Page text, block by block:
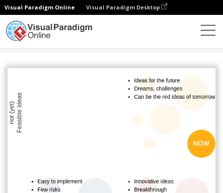
Visual Paradigm Online Visual Paradigm Desktop